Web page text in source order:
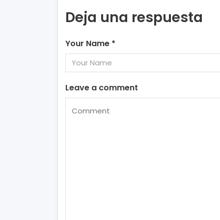
Deja una respuesta
Your Name *
Leave a comment